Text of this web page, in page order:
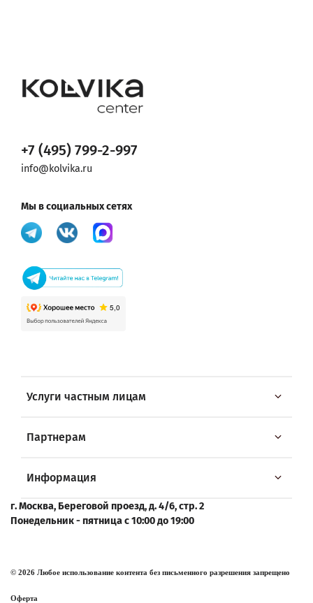
Услуги частным лицам
Партнерам
Информация
+7 (495) 799-2-997
info@kolvika.ru
Мы в социальных сетях
г. Москва, Береговой проезд, д. 4/6, стр. 2
Понедельник - пятница с 10:00 до 19:00
© 2026 Любое использование контента без письменного разрешения запрещено
Оферта